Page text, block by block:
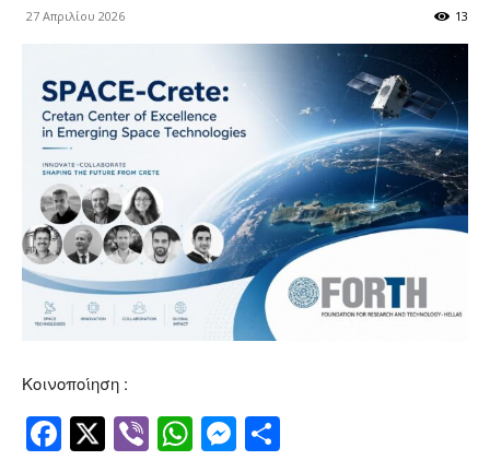
27 Απριλίου 2026 13
Κοινοποίηση :
Facebook
Twitter
ViberWhatsApp
Messenger